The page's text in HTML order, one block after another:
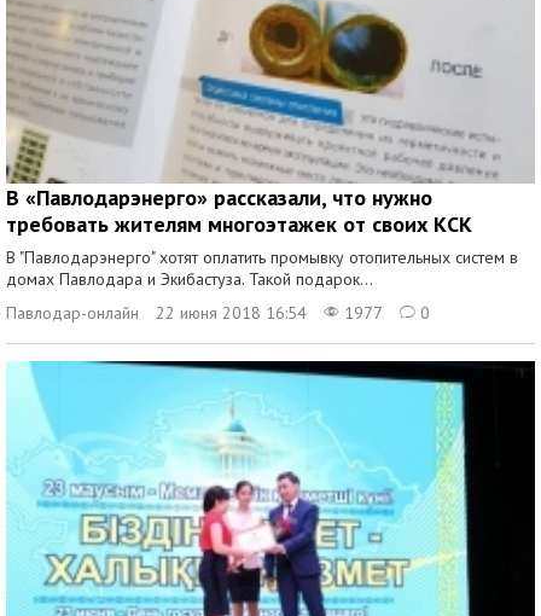
В «Павлодарэнерго» рассказали, что нужно
требовать жителям многоэтажек от своих КСК
В "Павлодарэнерго" хотят оплатить промывку отопительных систем в
домах Павлодара и Экибастуза. Такой подарок...
Павлодар-онлайн
22 июня 2018 16:54 1977 0